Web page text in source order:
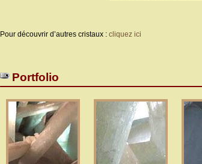
Pour découvrir d’autres cristaux : cliquez ici
Portfolio